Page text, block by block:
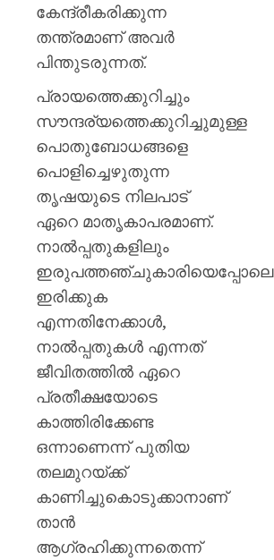
കേന്ദ്രീകരിക്കുന്ന
തന്ത്രമാണ് അവർ
പിന്തുടരുന്നത്.
പ്രായത്തെക്കുറിച്ചും
സൗന്ദര്യത്തെക്കുറിച്ചുമുള്ള
പൊതുബോധങ്ങളെ
പൊളിച്ചെഴുതുന്ന
തൃഷയുടെ നിലപാട്
ഏറെ മാതൃകാപരമാണ്.
നാൽപ്പതുകളിലും
ഇരുപത്തഞ്ചുകാരിയെപ്പോലെ
ഇരിക്കുക
എന്നതിനേക്കാൾ,
നാൽപ്പതുകൾ എന്നത്
ജീവിതത്തിൽ ഏറെ
പ്രതീക്ഷയോടെ
കാത്തിരിക്കേണ്ട
ഒന്നാണെന്ന് പുതിയ
തലമുറയ്ക്ക്
കാണിച്ചുകൊടുക്കാനാണ്
താൻ
ആഗ്രഹിക്കുന്നതെന്ന്